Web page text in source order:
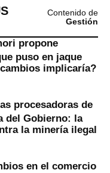
Contenido de
Gestión
propone
puso en jaque
implicaría?
procesadoras de
del Gobierno: la
la minería ilegal
en el comercio